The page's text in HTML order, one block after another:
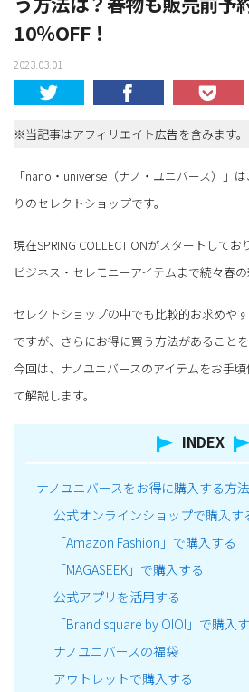
10％OFF！
2023.03.01
※当記事はアフィリエイト広告を含みます。
「nano・universe（ナノ・ユニバース）」
りのセレクトショップです。
現在SPRING COLLECTIONがスタートして
ビジネス・セレモニーアイテムまで続々春の
セレクトショップの中でも比較的お求めや
ですが、さらにお得に買う方法があること
今回は、ナノユニバースのアイテムをお手
て解説します。
INDEX
ナノユニバースをお得に購入する方法
公式オンラインショップで購入す
「Amazon Fashion」で購入する
「MAGASEEK」で購入する
公式アプリを活用する
「Brand square by OIOI」で購入
ナノユニバースの福袋
アウトレットで購入する